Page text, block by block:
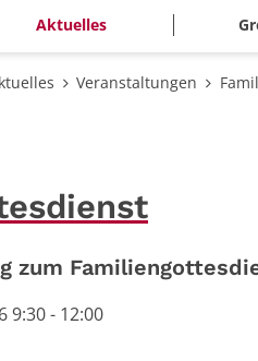
Aktuelles
Veranstaltungen
zum
9:30 - 12:00